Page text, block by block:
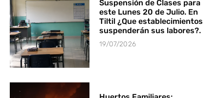
Suspensión de Clases para
este Lunes 20 de Julio. En
Tiltil ¿Que establecimientos
suspenderán sus labores?.
19/07/2026